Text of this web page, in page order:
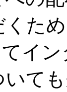
た
イ
いて